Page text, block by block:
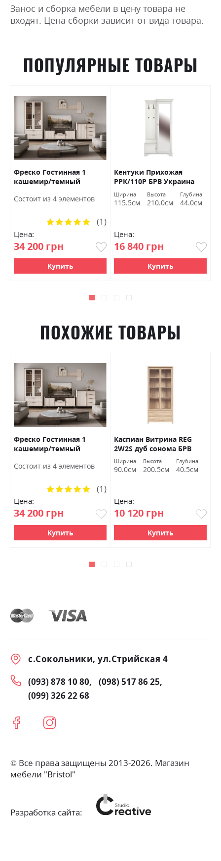
Занос и сборка мебели в цену товара не
входят. Цена сборки зависит от вида товара.
ПОПУЛЯРНЫЕ ТОВАРЫ
Фреско Гостинная 1
кашемир/темный
Состоит из 4 элементов
Цена:
34 200 грн
Рейтинг:
(1)
Купить
Кентуки Прихожая
РРК/110Р БРВ Украина
Ширина
115.5см
Высота
210.0см
Глубина
44.0см
Цена:
16 840 грн
Купить
ПОХОЖИЕ ТОВАРЫ
Фреско Гостинная 1
кашемир/темный
Состоит из 4 элементов
Цена:
34 200 грн
Рейтинг:
(1)
Купить
Каспиан Витрина REG
2W2S дуб сонома БРВ
Украина
Ширина
90.0см
Высота
200.5см
Глубина
40.5см
Цена:
10 120 грн
Купить
с.Сокольники, ул.Стрийская 4
(093) 878 10 80
(098) 517 86 25
(099) 326 22 68
© Все права защищены 2013-2026. Магазин
мебели "Bristol"
Разработка сайта: